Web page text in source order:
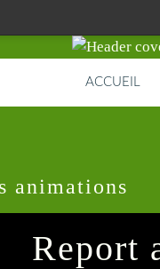
ACCUEIL
animations
Report